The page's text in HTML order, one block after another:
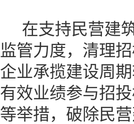
在支持民营建
监管力度，清理
企业承揽建设周
有效业绩参与招
等举措，破除民